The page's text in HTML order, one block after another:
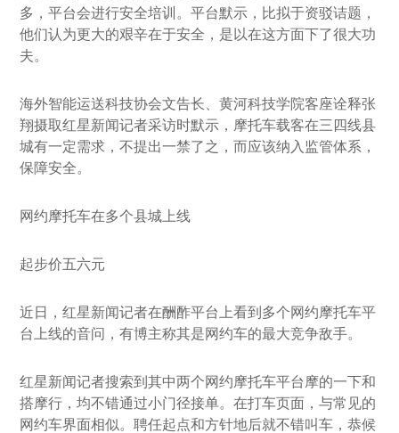
多，平台会进行安全培训。平台默示，比拟于资驳诘题，
他们认为更大的艰辛在于安全，是以在这方面下了很大功
夫。
海外智能运送科技协会文告长、黄河科技学院客座诠释张
翔摄取红星新闻记者采访时默示，摩托车载客在三四线县
城有一定需求，不提出一禁了之，而应该纳入监管体系，
保障安全。
网约摩托车在多个县城上线
起步价五六元
近日，红星新闻记者在酬酢平台上看到多个网约摩托车平
台上线的音问，有博主称其是网约车的最大竞争敌手。
红星新闻记者搜索到其中两个网约摩托车平台摩的一下和
搭摩行，均不错通过小门径接单。在打车页面，与常见的
网约车界面相似。聘任起点和方针地后就不错叫车，恭候